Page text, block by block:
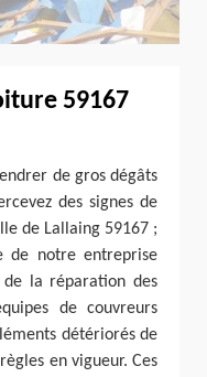
59167
de gros dégâts
des signes de
de Lallaing 59167 ;
de notre entreprise
de la réparation des
de couvreurs
détériorés de
en vigueur. Ces